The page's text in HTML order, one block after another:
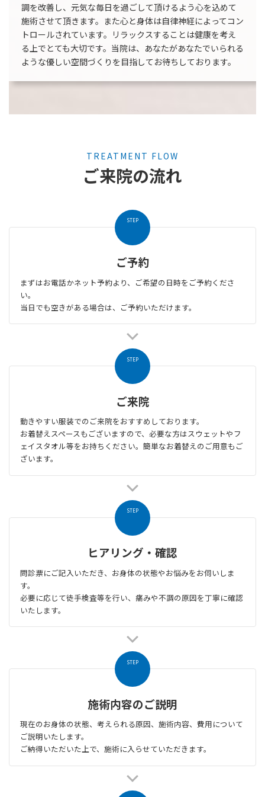
調を改善し、元気な毎日を過ごして頂けるよう心を込めて
施術させて頂きます。また心と身体は自律神経によってコン
トロールされています。リラックスすることは健康を考え
る上でとても大切です。当院は、あなたがあなたでいられる
ような優しい空間づくりを目指してお待ちしております。
TREATMENT FLOW
ご来院の流れ
STEP
ご予約
まずはお電話かネット予約より、ご希望の日時をご予約くださ
い。
当日でも空きがある場合は、ご予約いただけます。
STEP
ご来院
動きやすい服装でのご来院をおすすめしております。
お着替えスペースもございますので、必要な方はスウェットやフ
ェイスタオル等をお持ちください。簡単なお着替えのご用意もご
ざいます。
STEP
ヒアリング・確認
問診票にご記入いただき、お身体の状態やお悩みをお伺いしま
す。
必要に応じて徒手検査等を行い、痛みや不調の原因を丁寧に確認
いたします。
STEP
施術内容のご説明
現在のお身体の状態、考えられる原因、施術内容、費用について
ご説明いたします。
ご納得いただいた上で、施術に入らせていただきます。